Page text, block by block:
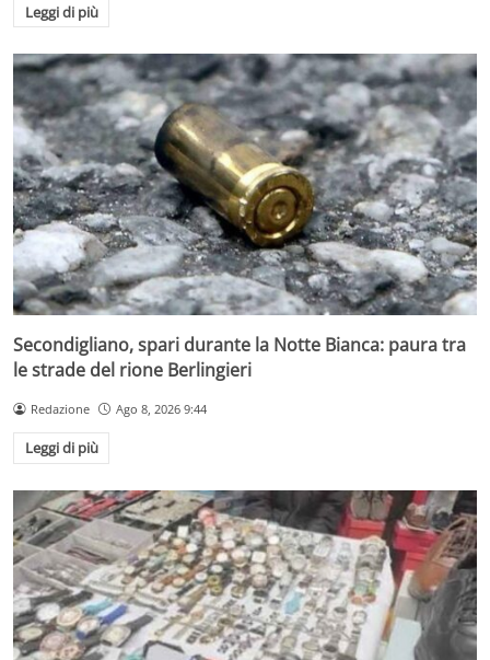
Leggi di più
Secondigliano, spari durante la Notte Bianca: paura tra
le strade del rione Berlingieri
Redazione Ago 8, 2026 9:44
Leggi di più